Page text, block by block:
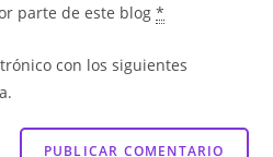
parte de este blog*
con los siguientes